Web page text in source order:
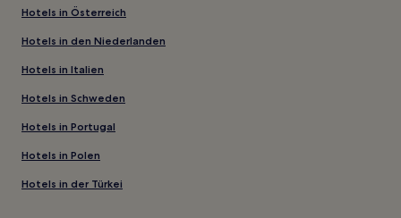
Hotels in Österreich
Hotels in den Niederlanden
Hotels in Italien
Hotels in Schweden
Hotels in Portugal
Hotels in Polen
Hotels in der Türkei